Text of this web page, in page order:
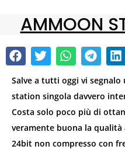
AMMOON
Salve a tutti oggi vi segnalo
station singola davvero
Costa solo poco più di
veramente buona la
24bit non compresso con